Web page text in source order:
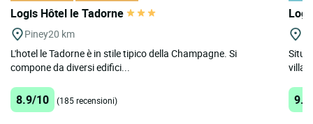
Logis Hôtel le Tadorne
Piney20 km
L'hotel le Tadorne è in stile tipico della Champagne. Si
compone da diversi edifici...
8.9/10 (185 recensioni)